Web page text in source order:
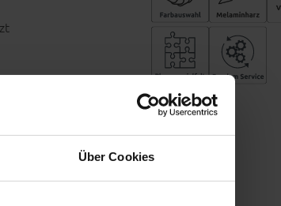
Über Cookies